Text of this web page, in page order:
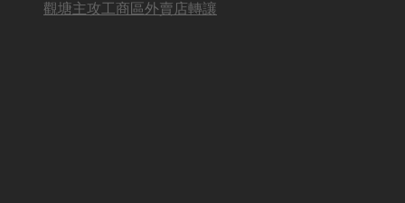
觀塘主攻工商區外賣店轉讓